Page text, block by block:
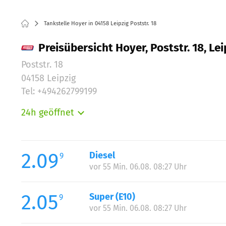
Tankstelle Hoyer in 04158 Leipzig Poststr. 18
Preisübersicht Hoyer, Poststr. 18,
Poststr. 18
04158 Leipzig
Tel: +494262799199
24h geöffnet
Mittwoch:
Donnerstag:
Samstag:
Sonntag:
2.099 Diesel
vor 55 Min. 06.08. 08:27 Uhr
2.059 Super (E10)
vor 55 Min. 06.08. 08:27 Uhr